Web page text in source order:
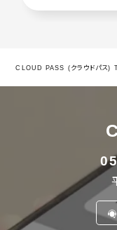
CLOUD PASS (クラウドパス)